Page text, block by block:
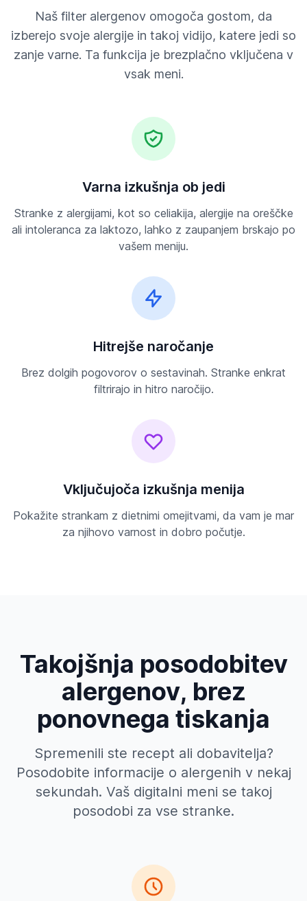
Naš filter alergenov omogoča gostom, da
izberejo svoje alergije in takoj vidijo, katere jedi so
zanje varne. Ta funkcija je brezplačno vključena v
vsak meni.
Varna izkušnja ob jedi
Stranke z alergijami, kot so celiakija, alergije na oreščke
ali intoleranca za laktozo, lahko z zaupanjem brskajo po
vašem meniju.
Hitrejše naročanje
Brez dolgih pogovorov o sestavinah. Stranke enkrat
filtrirajo in hitro naročijo.
Vključujoča izkušnja menija
Pokažite strankam z dietnimi omejitvami, da vam je mar
za njihovo varnost in dobro počutje.
Takojšnja posodobitev
alergenov, brez
ponovnega tiskanja
Spremenili ste recept ali dobavitelja?
Posodobite informacije o alergenih v nekaj
sekundah. Vaš digitalni meni se takoj
posodobi za vse stranke.